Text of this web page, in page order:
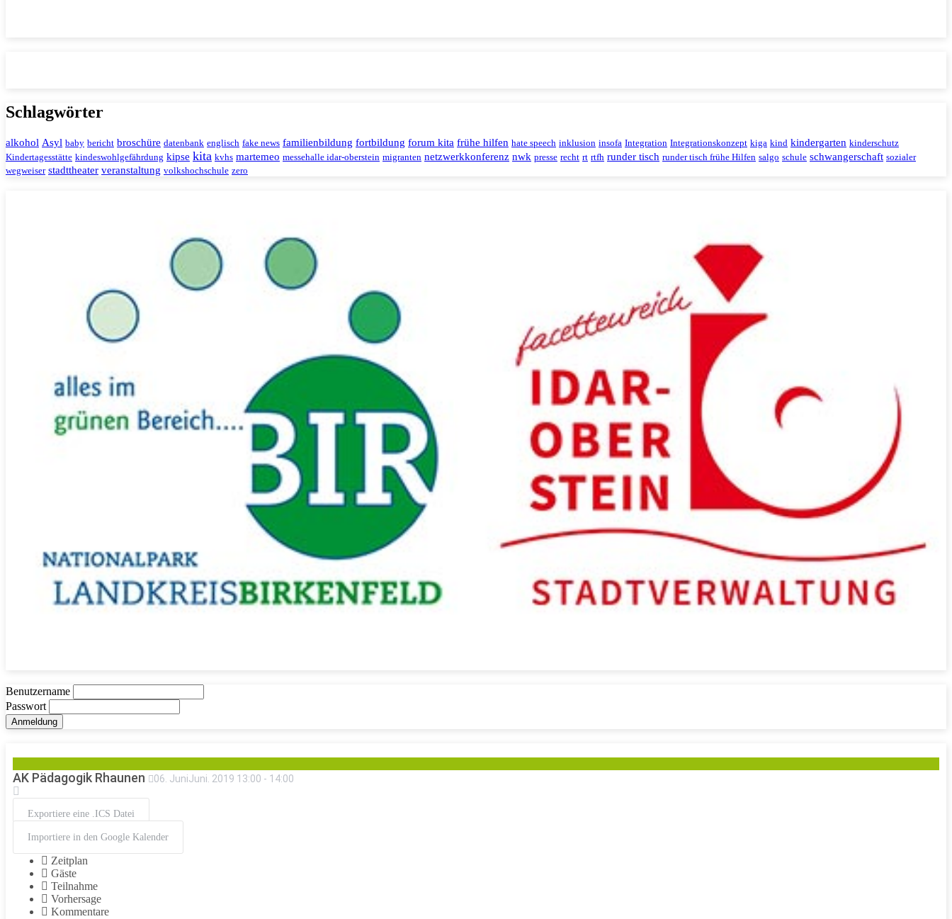
Schlagwörter
alkohol Asyl baby bericht broschüre datenbank englisch fake news familienbildung fortbildung forum kita frühe hilfen hate speech inklusion insofa Integration Integrationskonzept kiga kind kindergarten kinderschutz
Kindertagesstätte kindeswohlgefährdung kipse kita kvhs martemeo messehalle idar-oberstein migranten netzwerkkonferenz nwk presse recht rt rtfh runder tisch runder tisch frühe Hilfen salgo schule schwangerschaft sozialer
wegweiser stadttheater veranstaltung volkshochschule zero
Benutzername
Passwort
AK Pädagogik Rhaunen 06 JuniJuni 2019 13:00 - 14:00
Exportiere eine .ICS Datei
Importiere in den Google Kalender
Zeitplan
Gäste
Teilnahme
Vorhersage
Kommentare